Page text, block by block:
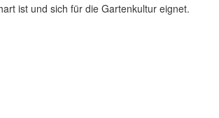
ist und sich für die Gartenkultur eignet.